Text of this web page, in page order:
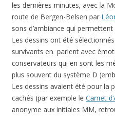
les dernières minutes, avec la
route de Bergen-Belsen par
sons d’ambiance qui
Les dessins ont été
survivants en parlent avec
conservateurs qui en sont les
plus souvent du système D
Les dessins avaient été pour la
cachés (par exemple le Carnet
anonyme aux initiales MM,